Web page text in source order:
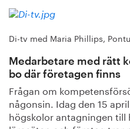
Di-tv med Maria Phillips,
Medarbetare med rätt
bo där företagen finns
Frågan om
någonsin. Idag den 15
högskolor antagningen